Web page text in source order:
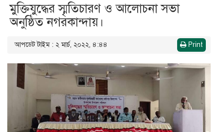
মুক্তিযুদ্ধের স্মৃতিচারণ ও আলোচনা সভা
অনুষ্ঠিত নগরকান্দায়।
আপডেট টাইম : ২ মার্চ, ২০২২, ৪:৪৪ Print